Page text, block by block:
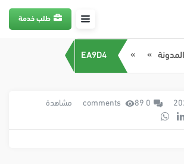
طلب خدمة
المدونة EA9D4
0 comments 89 مشاهدة